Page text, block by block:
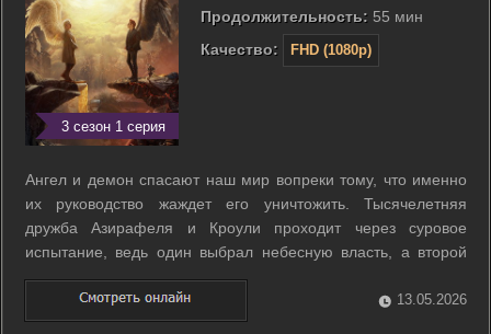
3 сезон 1 серия
Продолжительность: 55 мин
Качество:
FHD (1080p)
Ангел и демон спасают наш мир вопреки тому, что именно
их руководство жаждет его уничтожить. Тысячелетняя
дружба Азирафеля и Кроули проходит через суровое
испытание, ведь один выбрал небесную власть, а второй
остался ждать среди пыльных книжных полок. Теперь им
приходится действовать по отдельности, чтобы сорвать
новый план тотального ...
13.05.2026